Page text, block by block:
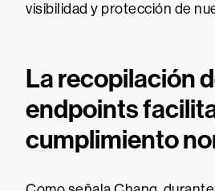
visibilidad y protección de
La recopilación
endpoints
cumplimiento